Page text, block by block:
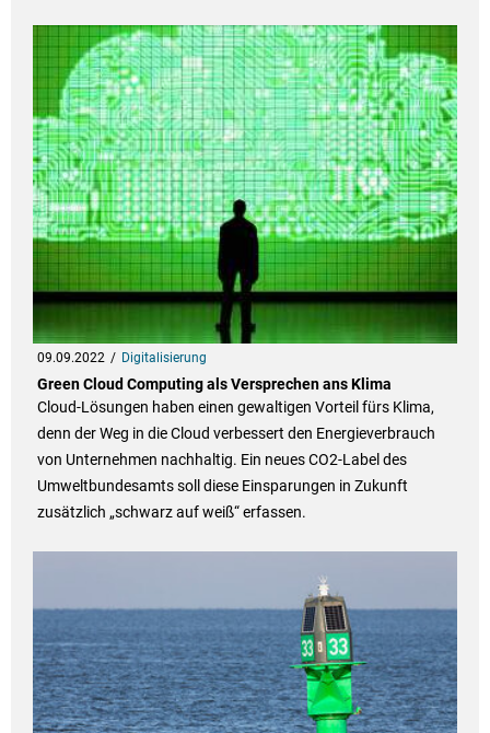
09.09.2022 Digitalisierung
Green Cloud Computing als Versprechen ans Klima
Cloud-Lösungen haben einen gewaltigen Vorteil fürs Klima,
denn der Weg in die Cloud verbessert den Energieverbrauch
von Unternehmen nachhaltig. Ein neues CO2-Label des
Umweltbundesamts soll diese Einsparungen in Zukunft
zusätzlich „schwarz auf weiß“ erfassen.